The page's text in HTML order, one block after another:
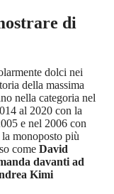
di
dolci nei
della massima
nella categoria nel
al 2020 con la
e nel 2006 con
monoposto più
come David
davanti ad
Kimi